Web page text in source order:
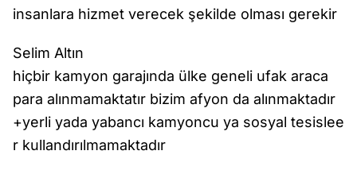
insanlara hizmet verecek şekilde olması gerekir
Selim Altın
hiçbir kamyon garajında ülke geneli ufak araca
para alınmamaktatır bizim afyon da alınmaktadır
+yerli yada yabancı kamyoncu ya sosyal tesislee
r kullandırılmamaktadır